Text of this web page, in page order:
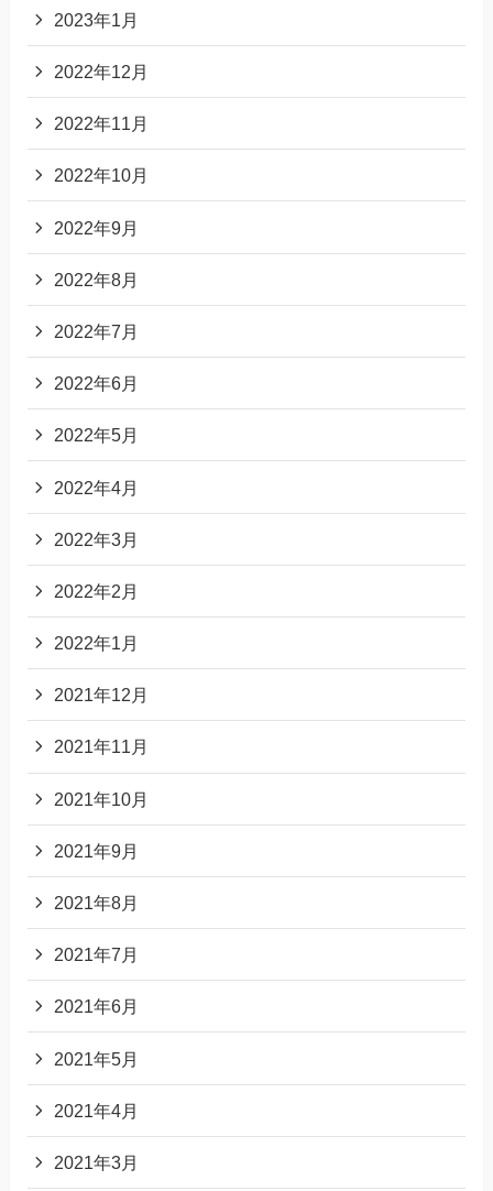
2023年1月
2022年12月
2022年11月
2022年10月
2022年9月
2022年8月
2022年7月
2022年6月
2022年5月
2022年4月
2022年3月
2022年2月
2022年1月
2021年12月
2021年11月
2021年10月
2021年9月
2021年8月
2021年7月
2021年6月
2021年5月
2021年4月
2021年3月